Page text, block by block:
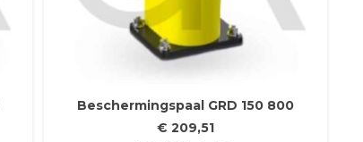
Beschermingspaal GRD 150 800
€ 209,51